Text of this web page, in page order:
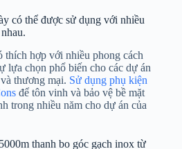
có thể được sử dụng với nhiều
thích hợp với nhiều phong cách
lựa chọn phổ biến cho các dự án
thương mại. Sử dụng phụ kiện
để tôn vinh và bảo vệ bề mặt
trong nhiều năm cho dự án của
thanh bo góc gạch inox từ